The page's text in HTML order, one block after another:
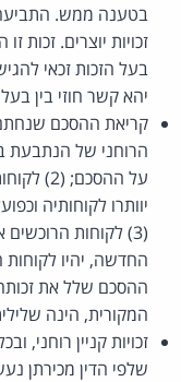
בטענה ממש.
זכויות יוצרים. זכות
בעל הזכות זכאי
יהא קשר חוזי בין
על
החדשה, יהיו
המקורית, הינה
זכויות קניין רוחני,
שלפי הדין מכירתן